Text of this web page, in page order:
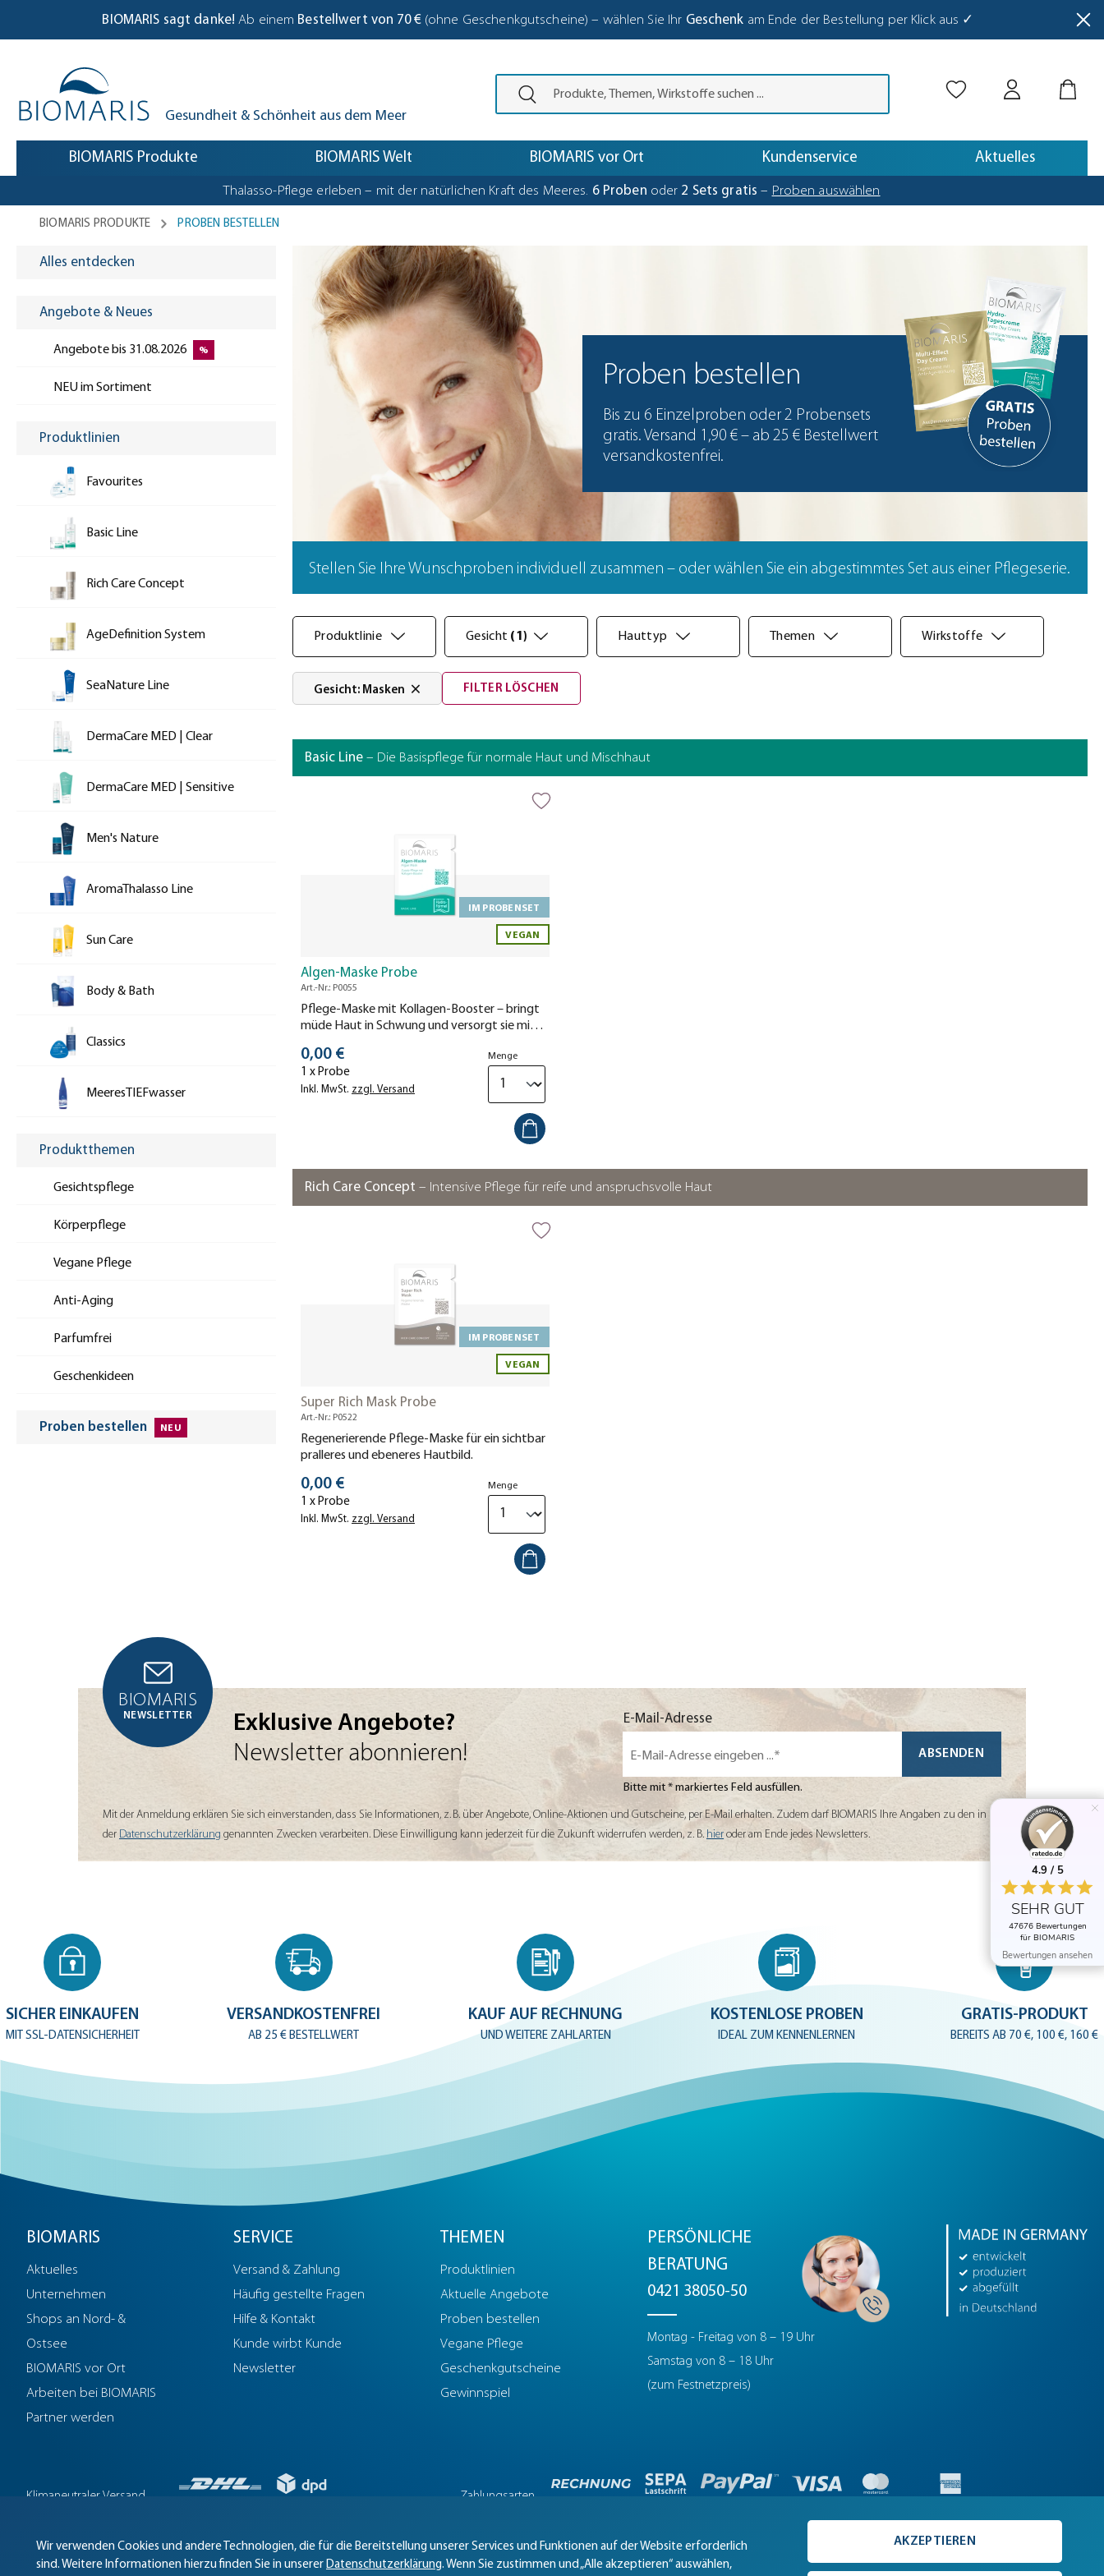
Hauptinhalt springen
Zur Suche springen
Zur Hauptnavigation springen
BIOMARIS sagt danke! Ab einem Bestellwert von 70 €(ohne Geschenkgutscheine) – wählen Sie Ihr Geschenk am Ende der Bestellung per Klick aus ✓
Gesundheit & Schönheit aus dem Meer
Den Suchbegriff eingeben und die Eingabetaste drücken.
BIOMARIS Produkte BIOMARIS Welt BIOMARIS vor Ort Kundenservice Aktuelles
Thalasso-Pflege erleben – mit der natürlichen Kraft des Meeres. 6 Proben oder 2 Sets gratis – Proben auswählen
BIOMARIS PRODUKTE PROBEN BESTELLEN
Alles entdecken
Angebote & Neues
Angebote bis 31.08.2026
NEU im Sortiment
Produktlinien
Favourites
Basic Line
Rich Care Concept
AgeDefinition System
SeaNature Line
DermaCare MED | Clear
DermaCare MED | Sensitive
Men's Nature
AromaThalasso Line
Sun Care
Body & Bath
Classics
MeeresTIEFwasser
Produktthemen
Gesichtspflege
Körperpflege
Vegane Pflege
Anti-Aging
Parfumfrei
Geschenkideen
Proben bestellen
Proben bestellen
Bis zu 6 Einzelproben oder 2 Probensets
gratis. Versand 1,90 € – ab 25 € Bestellwert
versandkostenfrei.
Stellen Sie Ihre Wunschproben individuell zusammen – oder wählen Sie ein abgestimmtes Set aus einer Pflegeserie.
Produktlinie Gesicht (1) Hauttyp Themen Wirkstoffe
Gesicht: Masken × FILTER LÖSCHEN
Basic Line – Die Basispflege für normale Haut und Mischhaut
IM PROBENSET
VEGAN
Algen-Maske Probe
Art.-Nr.: P0055
Pflege-Maske mit Kollagen-Booster – bringt
müde Haut in Schwung und versorgt sie mit
Stückpreis
0,00 €
1 x Probe
Inkl. MwSt. zzgl. Versand
Menge
Rich Care Concept – Intensive Pflege für reife und anspruchsvolle Haut
IM PROBENSET
VEGAN
Super Rich Mask Probe
Art.-Nr.: P0522
Regenerierende Pflege-Maske für ein sichtbar
pralleres und ebeneres Hautbild.
Stückpreis
0,00 €
1 x Probe
Inkl. MwSt. zzgl. Versand
Menge
BIOMARIS
NEWSLETTER
Exklusive Angebote?
Newsletter abonnieren!
Mit der Anmeldung erklären Sie sich einverstanden, dass Sie Informationen, z. B. über Angebote, Online-
E-Mail-Adresse
ABSENDEN
Bitte mit * markiertes Feld ausfüllen.
Mit der Anmeldung erklären Sie sich einverstanden, dass Sie Informationen, z. B. über Angebote, Online-Aktionen und Gutscheine, per E-Mail erhalten. Zudem darf BIOMARIS Ihre Angaben zu den in
der Datenschutzerklärung genannten Zwecken verarbeiten. Diese Einwilligung kann jederzeit für die Zukunft widerrufen werden, z. B. hier oder am Ende jedes Newsletters.
SICHER EINKAUFEN
MIT SSL-DATENSICHERHEIT
VERSANDKOSTENFREI
AB 25 € BESTELLWERT
KAUF AUF RECHNUNG
UND WEITERE ZAHLARTEN
KOSTENLOSE PROBEN
IDEAL ZUM KENNENLERNEN
GRATIS-PRODUKT
BEREITS AB 70 €, 100 €, 160 €
BIOMARIS
Aktuelles
Unternehmen
Shops an Nord- &
Ostsee
BIOMARIS vor Ort
Arbeiten bei BIOMARIS
Partner werden
SERVICE
Versand & Zahlung
Häufig gestellte Fragen
Hilfe & Kontakt
Kunde wirbt Kunde
Newsletter
THEMEN
Produktlinien
Aktuelle Angebote
Proben bestellen
Vegane Pflege
Geschenkgutscheine
Gewinnspiel
PERSÖNLICHE
BERATUNG
0421 38050-50
Montag - Freitag von 8 – 19 Uhr
Samstag von 8 – 18 Uhr
(zum Festnetzpreis)
Klimaneutraler Versand
Zahlungsarten
ImpressumAGBDatenschutzDateneinstellungenAEBBarrierefreiheitHilfe & Kontakt Vertrag widerrufen
Wir verwenden Cookies und andere Technologien, die für die Bereitstellung unserer Services und Funktionen auf der Website erforderlich
sind. Weitere Informationen hierzu finden Sie in unserer Datenschutzerklärung. Wenn Sie zustimmen und „Alle akzeptieren“ auswählen,
AKZEPTIEREN
4.9 / 5
SEHR GUT
47676 Bewertungen
für BIOMARIS
Bewertungen ansehen
4.9 / 5
SEHR GUT
47676 Bewertungen
für BIOMARIS
Bewertungen ansehen